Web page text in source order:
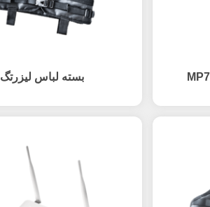
بسته لباس لیزرتگ